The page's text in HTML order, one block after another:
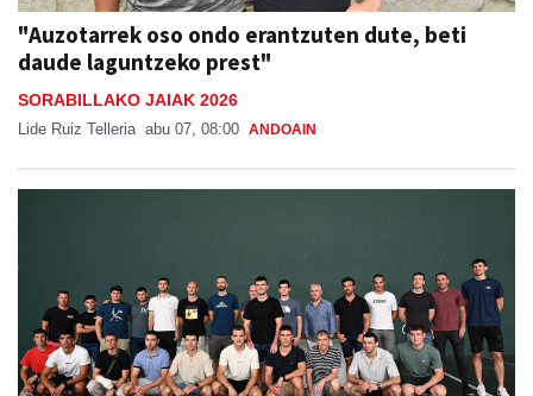
"Auzotarrek oso ondo erantzuten dute, beti
daude laguntzeko prest"
SORABILLAKO JAIAK 2026
Lide Ruiz Telleria abu 07, 08:00 ANDOAIN